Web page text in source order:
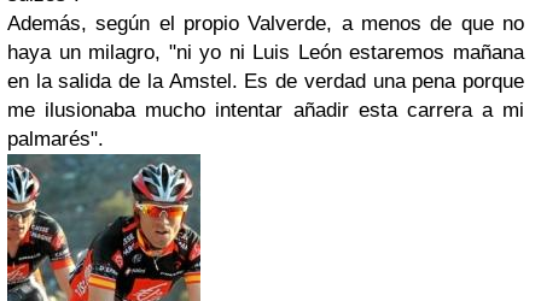
Además, según el propio Valverde, a menos de que no
haya un milagro, "ni yo ni Luis León estaremos mañana
en la salida de la Amstel. Es de verdad una pena porque
me ilusionaba mucho intentar añadir esta carrera a mi
palmarés".